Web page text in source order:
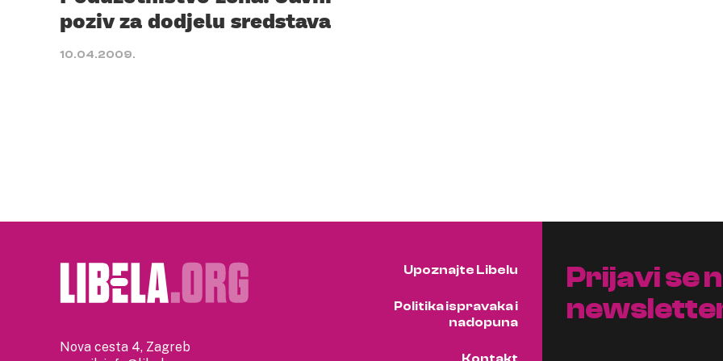
poziv za dodjelu sredstava
10.04.2009.
Nova cesta 4, Zagreb
Upoznajte Libelu
Politika ispravaka i
nadopuna
Prijavi se